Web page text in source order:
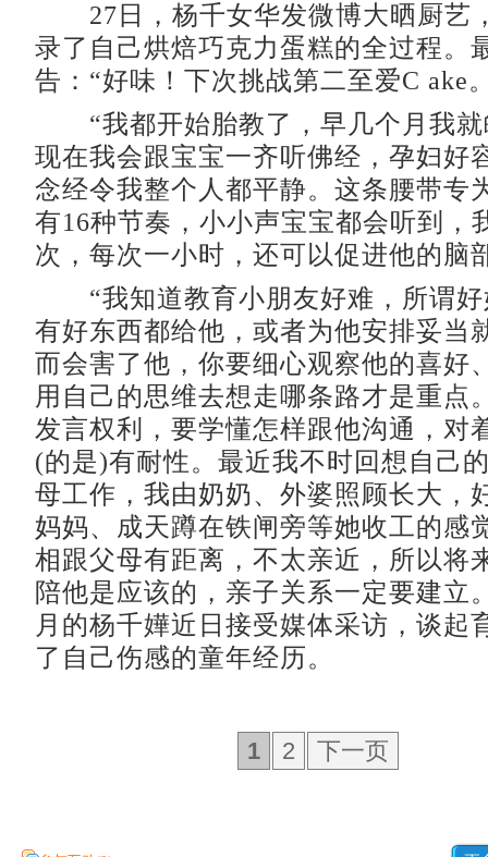
27日，杨千女华发微博大晒厨艺
录了自己烘焙巧克力蛋糕的全过程。
告：“好味！下次挑战第二至爱C ake
“我都开始胎教了，早几个月我就
现在我会跟宝宝一齐听佛经，孕妇好
念经令我整个人都平静。这条腰带专
有16种节奏，小小声宝宝都会听到，
次，每次一小时，还可以促进他的脑
“我知道教育小朋友好难，所谓好
有好东西都给他，或者为他安排妥当
而会害了他，你要细心观察他的喜好
用自己的思维去想走哪条路才是重点
发言权利，要学懂怎样跟他沟通，对
(的是)有耐性。最近我不时回想自己
母工作，我由奶奶、外婆照顾长大，
妈妈、成天蹲在铁闸旁等她收工的感
相跟父母有距离，不太亲近，所以将
陪他是应该的，亲子关系一定要建
月的杨千嬅近日接受媒体采访，谈起
了自己伤感的童年经历。
1 2 下一页